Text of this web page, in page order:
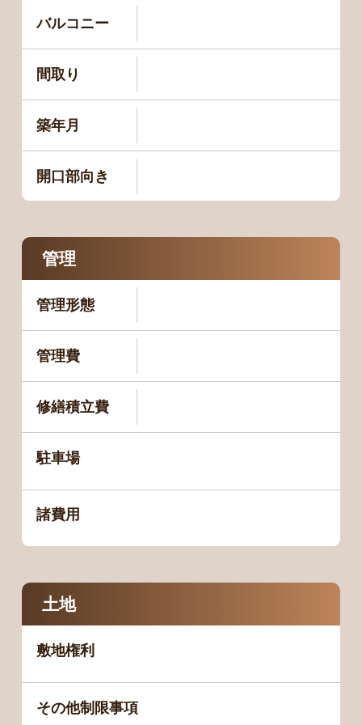
バルコニー
間取り
築年月
開口部向き
管理
管理形態
管理費
修繕積立費
駐車場
諸費用
土地
敷地権利
その他制限事項